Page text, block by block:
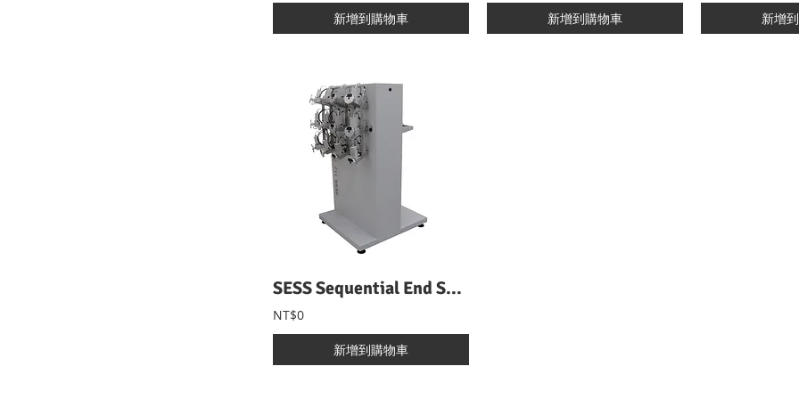
新增到購物車 新增到購物車 新增
SESS Sequential End Sampling System 自動換紗器
NT$0
新增到購物車